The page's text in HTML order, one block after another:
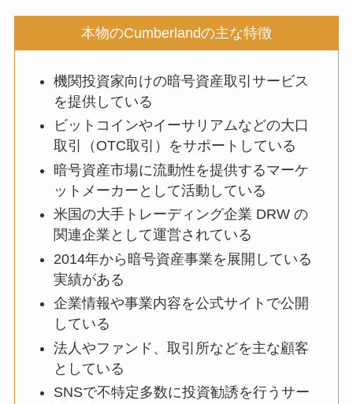
本物のCumberlandの主な特徴
機関投資家向けの暗号資産取引サービス
を提供している
ビットコインやイーサリアムなどの大口
取引（OTC取引）をサポートしている
暗号資産市場に流動性を提供するマーケ
ットメーカーとして活動している
米国の大手トレーディング企業 DRW の
関連企業として運営されている
2014年から暗号資産事業を展開している
実績がある
企業情報や事業内容を公式サイトで公開
している
法人やファンド、取引所などを主な顧客
としている
SNSで不特定多数に投資勧誘を行うサー